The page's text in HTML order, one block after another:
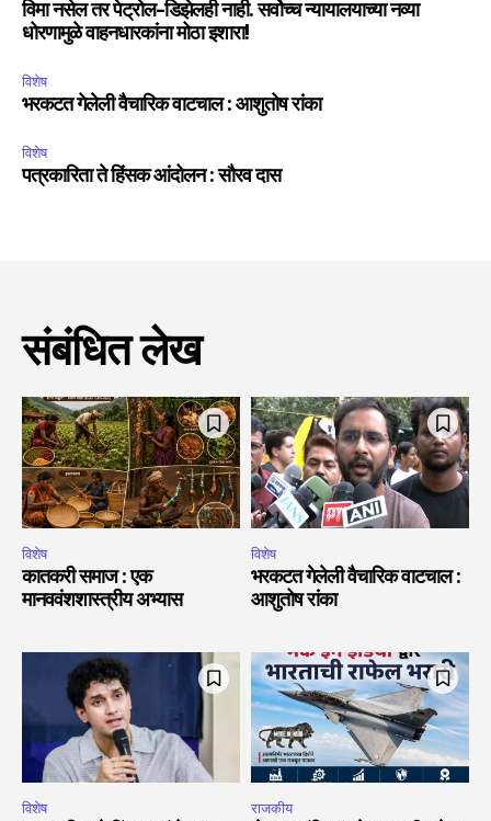
विमा नसेल तर पेट्रोल-डिझेलही नाही. सर्वोच्च न्यायालयाच्या नव्या
धोरणामुळे वाहनधारकांना मोठा इशारा!
विशेष
भरकटत गेलेली वैचारिक वाटचाल : आशुतोष रांका
विशेष
पत्रकारिता ते हिंसक आंदोलन : सौरव दास
संबंधित लेख
विशेष
कातकरी समाज : एक
मानववंशशास्त्रीय अभ्यास
विशेष
भरकटत गेलेली वैचारिक वाटचाल :
आशुतोष रांका
विशेष राजकीय